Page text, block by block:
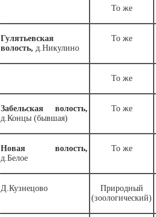
То же
Гулятьевская
волость, д.Никулино
То же
То же
Забельская волость,
д.Концы (бывшая)
То же
Новая волость,
д.Белое
То же
Д.Кузнецово
Природный
(зоологический)